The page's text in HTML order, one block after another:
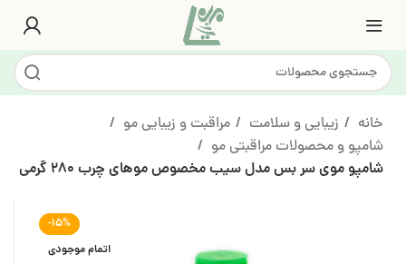
خانه زیبایی و سلامت
مراقبت و زیبایی مو
شامپو و محصولات مراقبتی مو
شامپو موی سر بس مدل سیب مخصوص موهای چرب 280 گرمی
-15%
اتمام موجودی